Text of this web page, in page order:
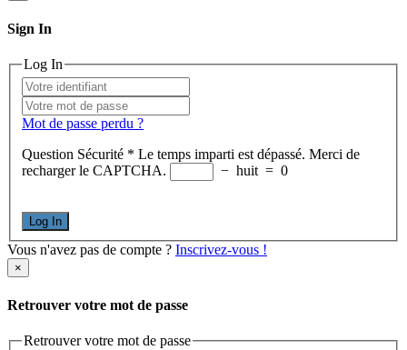
Sign In
Log In
Mot de passe perdu ?
Question Sécurité * Le temps imparti est dépassé. Merci de
recharger le CAPTCHA.
− huit = 0
Log In
Vous n'avez pas de compte ? Inscrivez-vous !
×
Retrouver votre mot de passe
Retrouver votre mot de passe